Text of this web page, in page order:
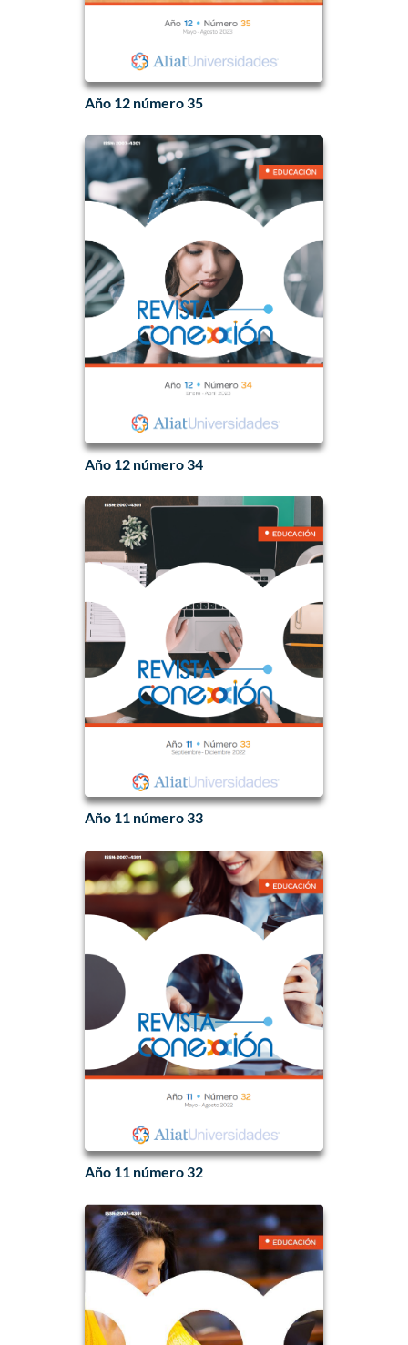
Año 12 número 35
Año 12 número 34
Año 11 número 33
Año 11 número 32